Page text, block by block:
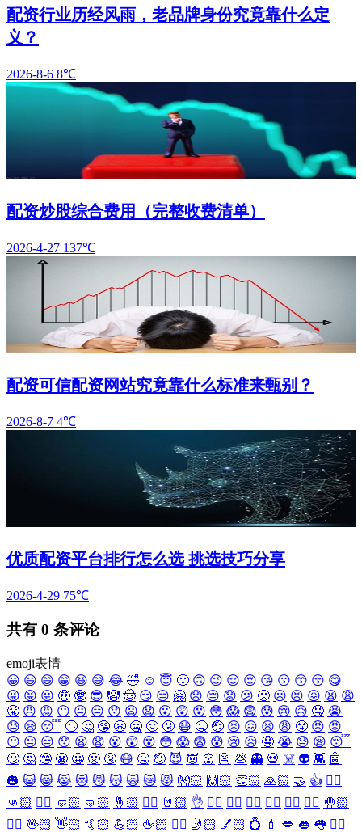
配资行业历经风雨，老品牌身份究竟靠什么定
义？
2026-8-6 8℃
配资炒股综合费用（完整收费清单）
2026-4-27 137℃
配资可信配资网站究竟靠什么标准来甄别？
2026-8-7 4℃
优质配资平台排行怎么选 挑选技巧分享
2026-4-29 75℃
共有 0 条评论
emoji表情
😀 😃 😄 😁 😆 😅 😂 🤣 ☺️ 😇 🙂 🙃 😉 😌 😍 😘 😗 😙 😚 😋
😜 😝 😛 🤑 🤓 😎 🤡 🤠 😏 😒 🤗 😞 😔 😟 😕 🙁 ☹️ 😣 😖 😫 😩
😤 😠 😡 😶 😐 😑 😯 😦 😧 😮 😲 😵 😳 😱 😨 😰 😢 😥 🤤 😭
😓 😪 😴 🙄 🤔 🤥 😬 🤐 🤢 🤧 😷 🤒 🤕 😣 😖 😫 😩 😤 😠 😡
😶 😐 😑 😯 😦 😧 😮 😲 😵 😳 😱 😨 😰 😢 😥 🤤 😭 😓 😪 😴
🙄 🤔 🤥 😬 🤐 🤢 🤧 😷 🤒 🤕 😈 👿 👹 👺 💩 👻 💀 ☠️ 👽 👾 🤖
🎃 😺 😸 😹 😻 😼 😽 🙀 😿 😾 👐🏻 🙌🏻 👏🏻 🙏🏻 🤝 👍 👎🏻
👊🏻 ✊🏻 🤛🏻 🤜🏻 🤞🏻 ✌🏻 🤘🏻 👌 👈🏻 👉🏻 👆🏻 👇🏻 ☝🏻 ✋🏻 🤚🏻
🖐🏻 🖖🏻 👋🏻 🤙🏻 💪🏻 🖕🏻 ✍🏻 🤳🏻 💅🏻 💍 💄 💋 👄 👅 👂🏻